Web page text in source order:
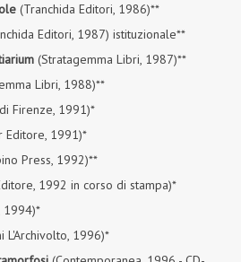
(Tranchida Editori, 1986)**
Editori, 1987) istituzionale**
(Stratagemma Libri, 1987)**
Libri, 1988)**
Firenze, 1991)*
Editore, 1991)*
Press, 1992)**
1992 in corso di stampa)*
1994)*
L'Archivolto, 1996)*